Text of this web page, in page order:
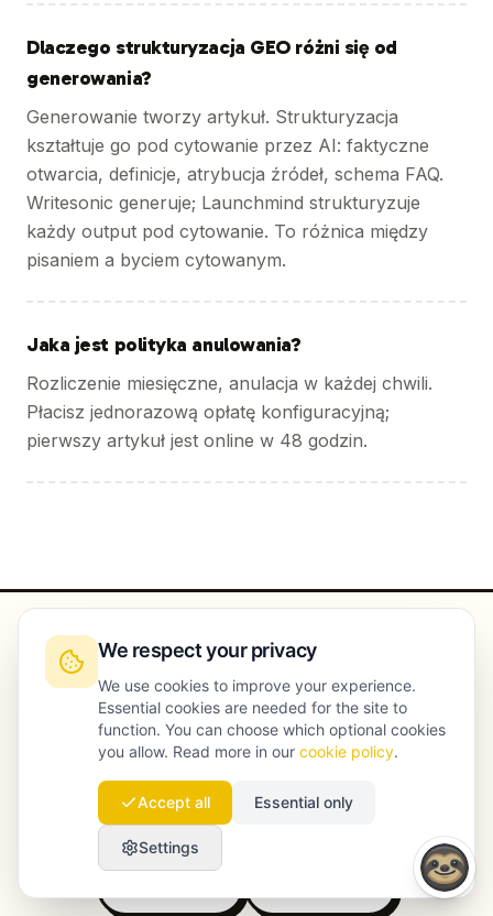
Dlaczego strukturyzacja GEO różni się od
generowania?
Generowanie tworzy artykuł. Strukturyzacja
kształtuje go pod cytowanie przez AI: faktyczne
otwarcia, definicje, atrybucja źródeł, schema FAQ.
Writesonic generuje; Launchmind strukturyzuje
każdy output pod cytowanie. To różnica między
pisaniem a byciem cytowanym.
Jaka jest polityka anulowania?
Rozliczenie miesięczne, anulacja w każdej chwili.
Płacisz jednorazową opłatę konfiguracyjną;
pierwszy artykuł jest online w 48 godzin.
Porównaj Launchmind z innymi
narzędziami
vs Scalenut
We respect your privacy
We use cookies to improve your experience.
Essential cookies are needed for the site to
function. You can choose which optional cookies
you allow. Read more in our cookie policy.
Accept all Essential only
Settings